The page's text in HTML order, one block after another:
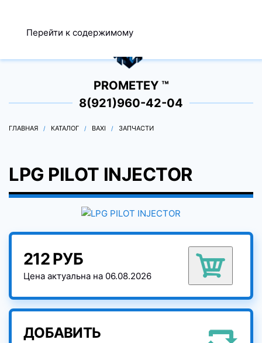
Перейти к содержимому
0
PROMETEY ™
8(921)960-42-04
ГЛАВНАЯ КАТАЛОГ BAXI ЗАПЧАСТИ
LPG PILOT INJECTOR
212 РУБ
Цена актуальна на 06.08.2026
ДОБАВИТЬ